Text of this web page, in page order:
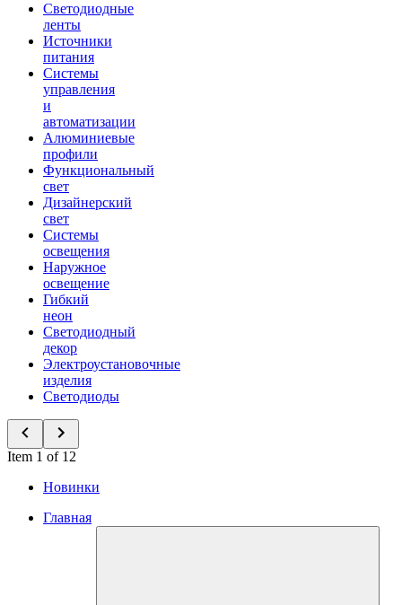
Светодиодные
ленты
Источники
питания
Системы
управления
и
автоматизации
Алюминиевые
профили
Функциональный
свет
Дизайнерский
свет
Системы
освещения
Наружное
освещение
Гибкий
неон
Светодиодный
декор
Электроустановочные
изделия
Светодиоды
Item 1 of 12
Новинки
Главная